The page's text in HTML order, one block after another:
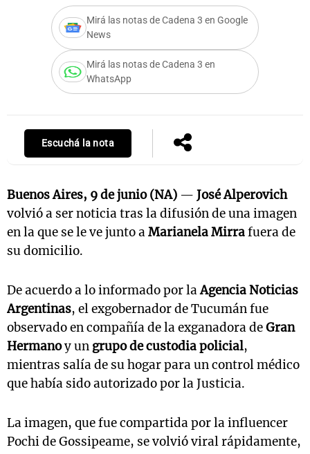
Mirá las notas de Cadena 3 en Google
News
Mirá las notas de Cadena 3 en
WhatsApp
Escuchá la nota
Buenos Aires, 9 de junio (NA) — José Alperovich
volvió a ser noticia tras la difusión de una imagen
en la que se le ve junto aMarianela Mirrafuera de
su domicilio.
De acuerdo a lo informado por laAgencia Noticias
Argentinas, el exgobernador de Tucumán fue
observado en compañía de la exganadora deGran
Hermanoy un grupo de custodia policial,
mientras salía de su hogar para un control médico
que había sido autorizado por la Justicia.
La imagen, que fue compartida por la influencer
Pochi de Gossipeame, se volvió viral rápidamente,